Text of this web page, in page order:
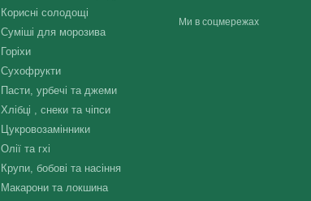
Корисні солодощі
Суміші для морозива
Горіхи
Сухофрукти
Пасти, урбечі та джеми
Хлібці , снеки та чіпси
Цукровозамінники
Олії та гхі
Крупи, бобові та насіння
Макарони та локшина
Ми в соцмережах